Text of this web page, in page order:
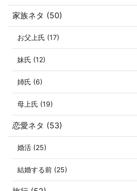
家族ネタ (50)
お父上氏 (17)
妹氏 (12)
姉氏 (6)
母上氏 (19)
恋愛ネタ (53)
婚活 (25)
結婚する前 (25)